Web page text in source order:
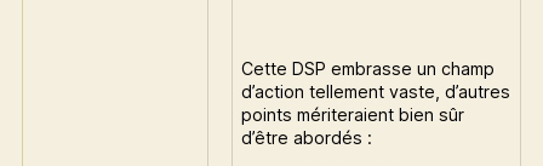
Cette DSP embrasse un champ
d’action tellement vaste, d’autres
points mériteraient bien sûr
d’être abordés :